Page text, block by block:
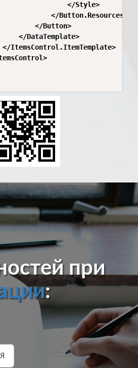
</Style>
</Button.Resources>
</Button>
</DataTemplate>
</ItemsControl.ItemTemplate>
при
: